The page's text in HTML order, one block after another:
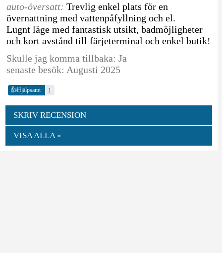
auto-översatt: Trevlig enkel plats för en
övernattning med vattenpåfyllning och el.
Lugnt läge med fantastisk utsikt, badmöjligheter
och kort avstånd till färjeterminal och enkel butik!
Skulle jag komma tillbaka: Ja
senaste besök: Augusti 2025
👍Hjälpsamt 1
SKRIV RECENSION
VISA ALLA »